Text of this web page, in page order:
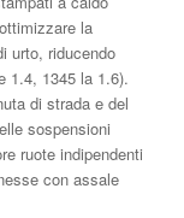
la
urto, riducendo
1.4, 1345 la 1.6).
di strada e del
sospensioni
ruote indipendenti
con assale